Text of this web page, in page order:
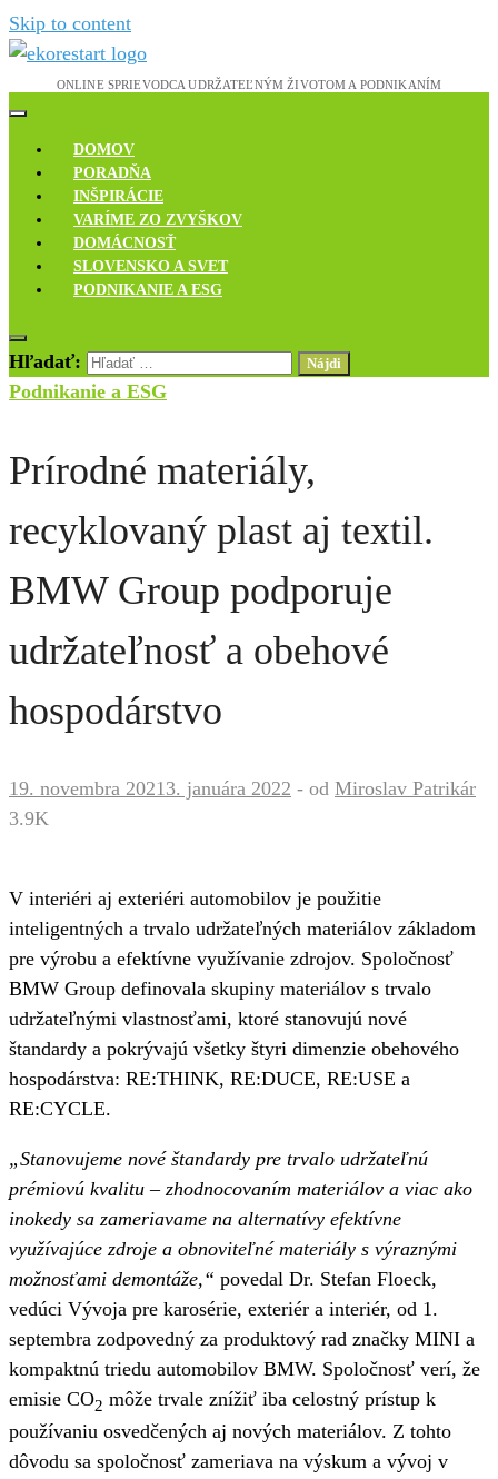
Skip to content
Ekoreštart
Novinky, rozhovory a inšpirácie
DOMOV
PORADŇA
INŠPIRÁCIE
VARÍME ZO ZVYŠKOV
DOMÁCNOSŤ
SLOVENSKO A SVET
PODNIKANIE A ESG
Hľadať:
Podnikanie a ESG
Prírodné materiály,
recyklovaný plast aj textil.
BMW Group podporuje
udržateľnosť a obehové
hospodárstvo
19. novembra 2021 3. januára 2022 - od Miroslav Patrikár
3.9K
V interiéri aj exteriéri automobilov je použitie
inteligentných a trvalo udržateľných materiálov základom
pre výrobu a efektívne využívanie zdrojov. Spoločnosť
BMW Group definovala skupiny materiálov s trvalo
udržateľnými vlastnosťami, ktoré stanovujú nové
štandardy a pokrývajú všetky štyri dimenzie obehového
hospodárstva: RE:THINK, RE:DUCE, RE:USE a
RE:CYCLE.
„Stanovujeme nové štandardy pre trvalo udržateľnú
prémiovú kvalitu – zhodnocovaním materiálov a viac ako
inokedy sa zameriavame na alternatívy efektívne
využívajúce zdroje a obnoviteľné materiály s výraznými
možnosťami demontáže,“ povedal Dr. Stefan Floeck,
vedúci Vývoja pre karosérie, exteriér a interiér, od 1.
septembra zodpovedný za produktový rad značky MINI a
kompaktnú triedu automobilov BMW. Spoločnosť verí, že
emisie CO2 môže trvale znížiť iba celostný prístup k
používaniu osvedčených aj nových materiálov. Z tohto
dôvodu sa spoločnosť zameriava na výskum a vývoj v